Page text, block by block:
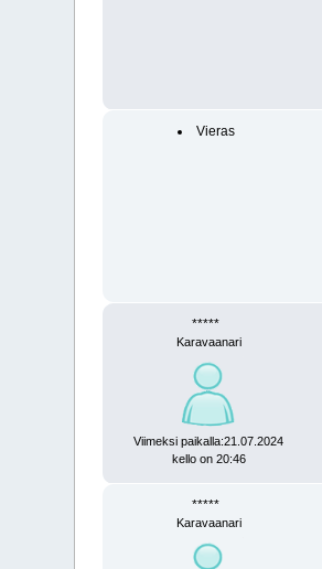
Vieras
*****
Karavaanari
Viimeksi paikalla:21.07.2024
kello on 20:46
*****
Karavaanari